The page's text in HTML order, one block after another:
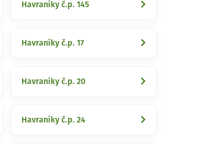
Havraníky č.p. 145
Havraníky č.p. 17
Havraníky č.p. 20
Havraníky č.p. 24